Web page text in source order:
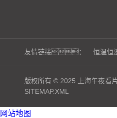
友情链接： 恒温恒
版权所有 © 2025 上海午夜看
SITEMAP.XML
网站地图